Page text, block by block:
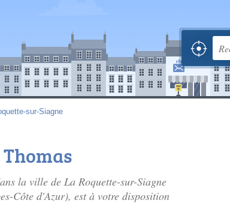
sur-Siagne
la ville de La Roquette-sur-Siagne
Côte d'Azur), est à votre disposition